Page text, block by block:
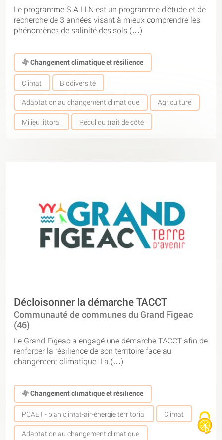
Le programme S.A.LI.N est un programme d’étude et de
recherche de 3 années visant à mieux comprendre les
phénomènes de salinité des sols (…)
Changement climatique et résilience
Climat Biodiversité
Adaptation au changement climatique Agriculture
Milieu littoral Recul du trait de côté
Décloisonner la démarche TACCT
Communauté de communes du Grand Figeac
(46)
Le Grand Figeac a engagé une démarche TACCT afin de
renforcer la résilience de son territoire face au
changement climatique. La (…)
Changement climatique et résilience
PCAET - plan climat-air-énergie territorial Climat
Adaptation au changement climatique